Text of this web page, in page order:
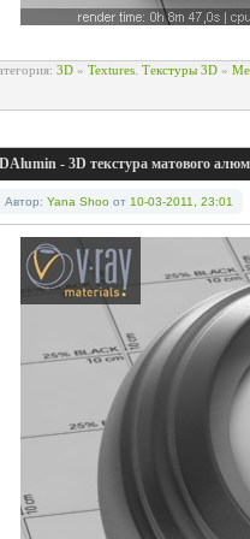
3D» Textures. Текстуры 3D»
- 3D текстура матового
Автор: Yana Shooот 10-03-2011, 23:01